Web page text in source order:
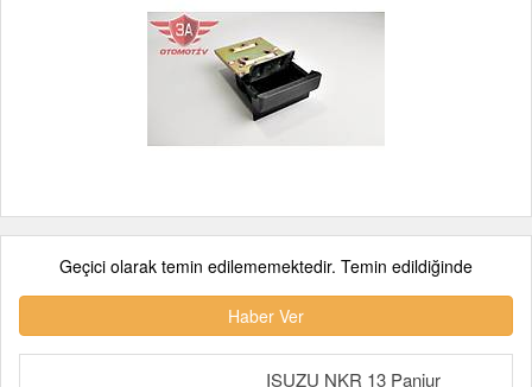
Geçici olarak temin edilememektedir. Temin edildiğinde
Haber Ver
ISUZU NKR 13 Panjur